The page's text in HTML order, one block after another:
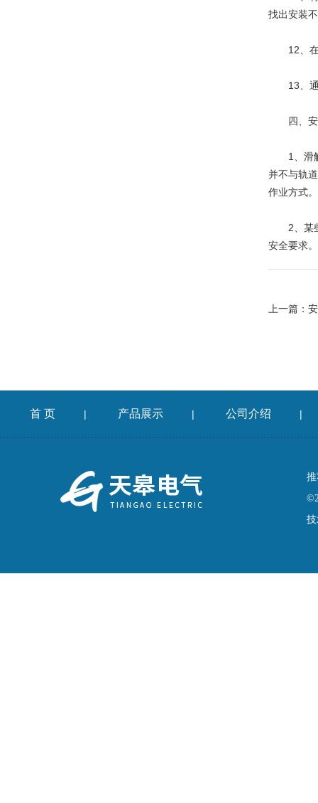
找出安装
12、在
13、通
四、安
1、滑触
并不与轨
作业方式。
2、某些
安全要求
上一篇：
首 页 | 产品展示 | 公司介绍 |